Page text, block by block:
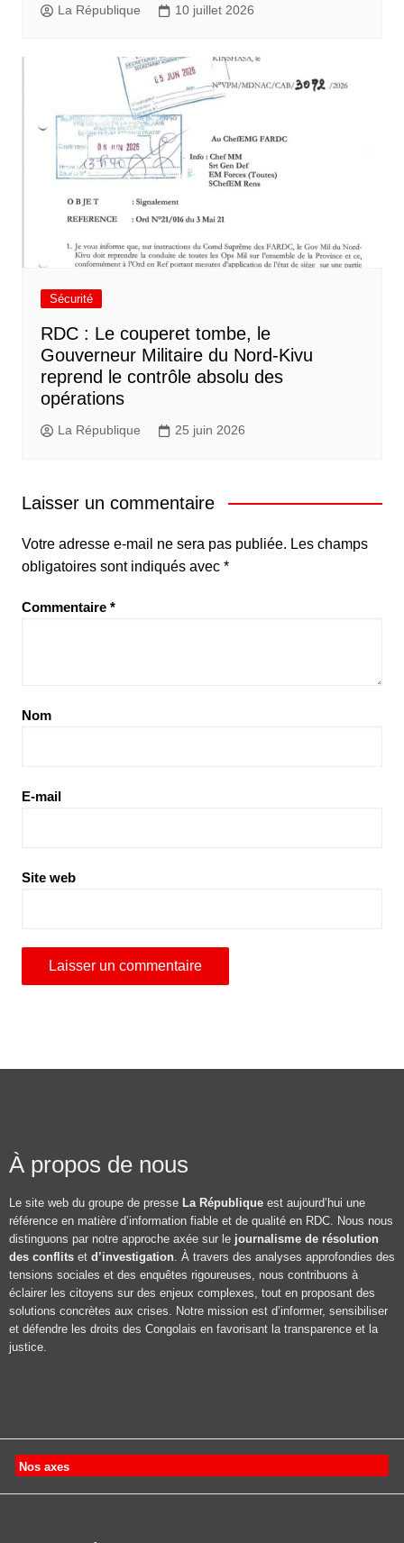
La République 10 juillet 2026
Sécurité
RDC : Le couperet tombe, le
Gouverneur Militaire du Nord-Kivu
reprend le contrôle absolu des
opérations
La République 25 juin 2026
Laisser un commentaire
Votre adresse e-mail ne sera pas publiée. Les champs
obligatoires sont indiqués avec *
Commentaire *
Nom
E-mail
Site web
À propos de nous
Le site web du groupe de presse La République est aujourd’hui une
référence en matière d’information fiable et de qualité en RDC. Nous nous
distinguons par notre approche axée sur le journalisme de résolution
des conflits et d’investigation . À travers des analyses approfondies des
tensions sociales et des enquêtes rigoureuses, nous contribuons à
éclairer les citoyens sur des enjeux complexes, tout en proposant des
solutions concrètes aux crises. Notre mission est d’informer, sensibiliser
et défendre les droits des Congolais en favorisant la transparence et la
justice.
Nos axes